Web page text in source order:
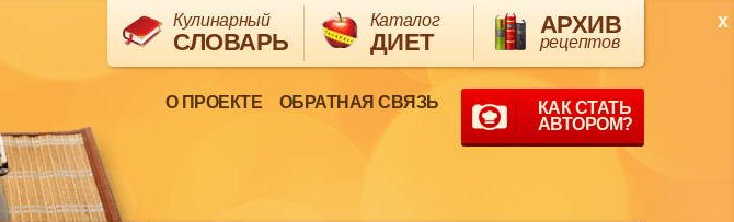
Кулинарный
СЛОВАРЬ
Каталог
ДИЕТ
АРХИВ
рецептов
КАК СТАТЬ
АВТОРОМ?
ОБРАТНАЯ СВЯЗЬ
О ПРОЕКТЕ
x